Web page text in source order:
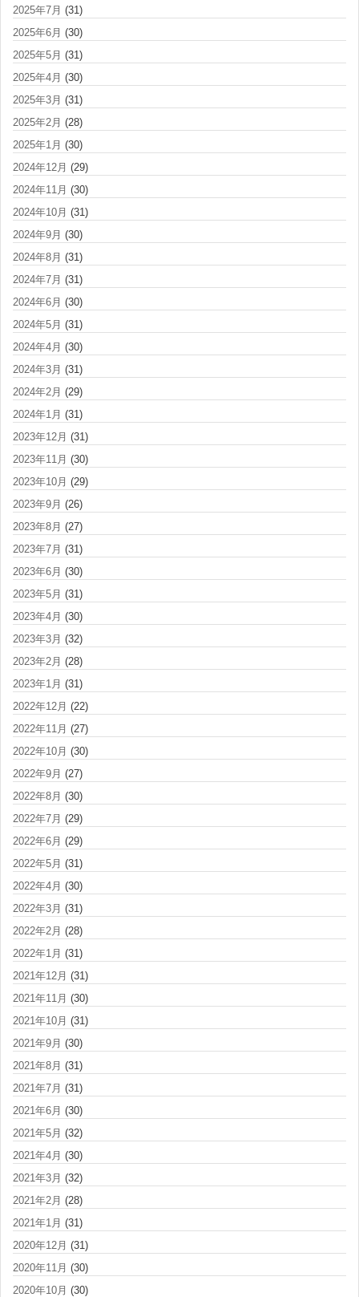
2025年7月 (31)
2025年6月 (30)
2025年5月 (31)
2025年4月 (30)
2025年3月 (31)
2025年2月 (28)
2025年1月 (30)
2024年12月 (29)
2024年11月 (30)
2024年10月 (31)
2024年9月 (30)
2024年8月 (31)
2024年7月 (31)
2024年6月 (30)
2024年5月 (31)
2024年4月 (30)
2024年3月 (31)
2024年2月 (29)
2024年1月 (31)
2023年12月 (31)
2023年11月 (30)
2023年10月 (29)
2023年9月 (26)
2023年8月 (27)
2023年7月 (31)
2023年6月 (30)
2023年5月 (31)
2023年4月 (30)
2023年3月 (32)
2023年2月 (28)
2023年1月 (31)
2022年12月 (22)
2022年11月 (27)
2022年10月 (30)
2022年9月 (27)
2022年8月 (30)
2022年7月 (29)
2022年6月 (29)
2022年5月 (31)
2022年4月 (30)
2022年3月 (31)
2022年2月 (28)
2022年1月 (31)
2021年12月 (31)
2021年11月 (30)
2021年10月 (31)
2021年9月 (30)
2021年8月 (31)
2021年7月 (31)
2021年6月 (30)
2021年5月 (32)
2021年4月 (30)
2021年3月 (32)
2021年2月 (28)
2021年1月 (31)
2020年12月 (31)
2020年11月 (30)
2020年10月 (30)